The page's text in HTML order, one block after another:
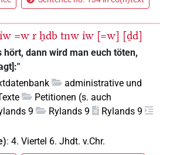
ı͗w =w r ẖdb tnw ı͗w [=w] [ḏd]
hört, dann wird man euch töten,
administrative und
Petitionen (s. auch
9 Rylands 9
Rylands 9
: 4. Viertel 6. Jhdt. v.Chr.